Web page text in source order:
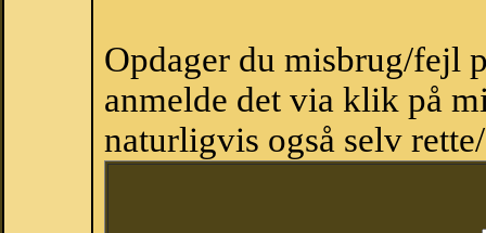
Opdager du misbrug/fejl
anmelde det via klik på
naturligvis også selv